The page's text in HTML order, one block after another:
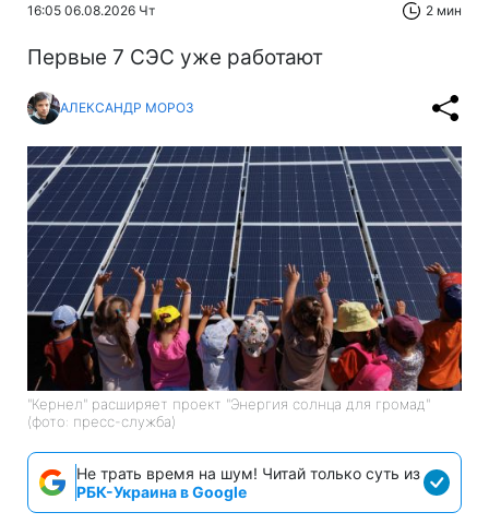
16:05 06.08.2026 Чт 2 мин
Первые 7 СЭС уже работают
АЛЕКСАНДР МОРОЗ
"Кернел" расширяет проект "Энергия солнца для громад"
(фото: пресс-служба)
Не трать время на шум! Читай только суть из
РБК-Украина в Google